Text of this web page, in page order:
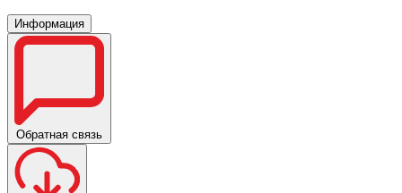
Информация
Обратная связь